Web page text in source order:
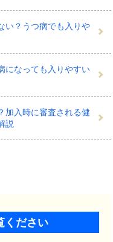
い？うつ病でも入りや
になっても入りやすい
加入時に審査される健
説
ください